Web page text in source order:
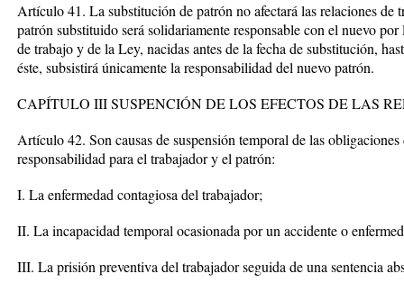
Artículo 41. La substitución de patrón no afectará las relaciones de
patrón substituido será solidariamente responsable con el nuevo
de trabajo y de la Ley, nacidas antes de la fecha de substitución,
éste, subsistirá únicamente la responsabilidad del nuevo patrón.
CAPÍTULO III SUSPENCIÓN DE LOS EFECTOS DE LAS
Artículo 42. Son causas de suspensión temporal de las
responsabilidad para el trabajador y el patrón:
I. La enfermedad contagiosa del trabajador;
II. La incapacidad temporal ocasionada por un accidente o
III. La prisión preventiva del trabajador seguida de una sentencia